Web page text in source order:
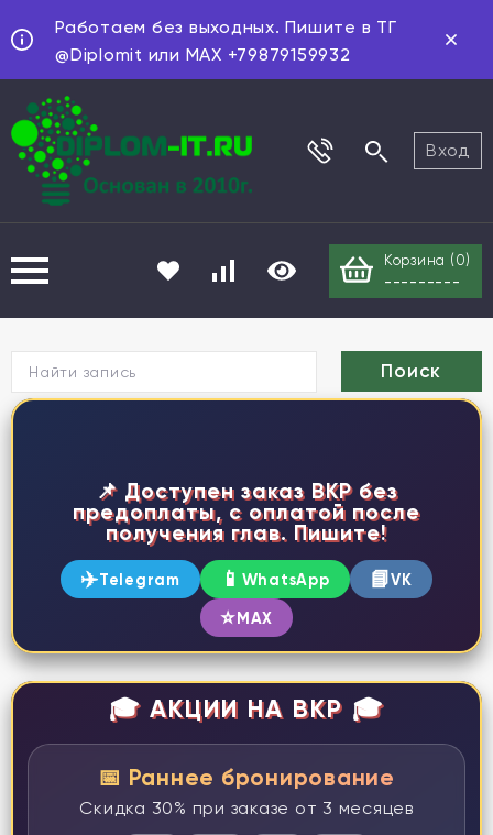
Работаем без выходных. Пишите в ТГ
@Diplomit или MAX +79879159932
Вход
Корзина ( 0)
---------
📌 Доступен заказ ВКР без
предоплаты, с оплатой после
получения глав. Пишите!
✈️Telegram 📱 WhatsApp 📘VK
⭐MAX
🎓 АКЦИИ НА ВКР 🎓
📅 Раннее бронирование
Скидка 30% при заказе от 3 месяцев